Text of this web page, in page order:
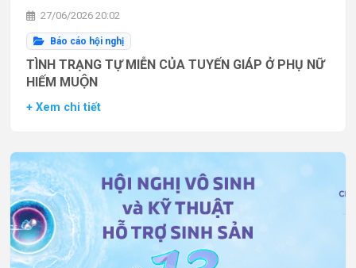
27/06/2026 20:02
Báo cáo hội nghị
TÌNH TRẠNG TỰ MIỄN CỦA TUYẾN GIÁP Ở PHỤ NỮ
HIẾM MUỘN
+ Xem chi tiết